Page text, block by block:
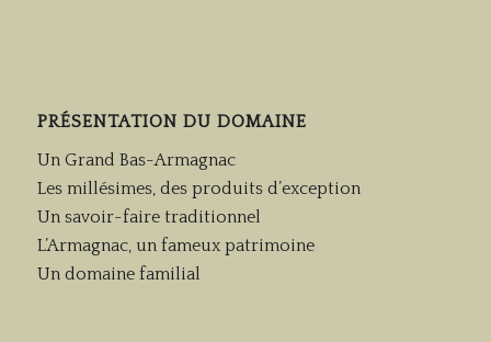
PRÉSENTATION DU DOMAINE
Un Grand Bas-Armagnac
Les millésimes, des produits d’exception
Un savoir-faire traditionnel
L’Armagnac, un fameux patrimoine
Un domaine familial